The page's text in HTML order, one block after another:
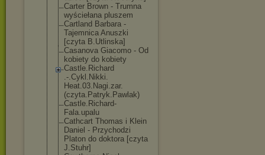
Carter Brown - Trumna
wyściełana pluszem
Cartland Barbara -
Tajemnica Anuszki
[czyta B.Utlinska]
Casanova Giacomo - Od
kobiety do kobiety
Castle.Richard
.-.Cykl.Nikki.
Heat.03.Nagi.zar.
(czyta.Patryk.Pawlak)
Castle.Richard-
Fala.upalu
Cathcart Thomas i Klein
Daniel - Przychodzi
Platon do doktora [czyta
J.Stuhr]